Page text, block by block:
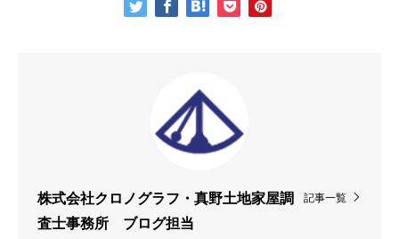
記事一覧
株式会社クロノグラフ・真野土地家屋調
査士事務所 ブログ担当